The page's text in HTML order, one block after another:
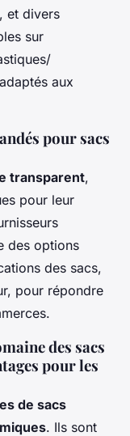
et divers
sur
adaptés aux
pour sacs
transparent,
pour leur
des options
des sacs,
pour répondre
des sacs
pour les
de sacs
. Ils sont